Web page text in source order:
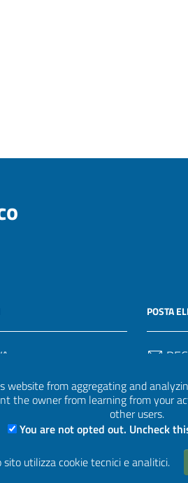
website from aggregating and
the owner from learning from your
other users.
You are not opted out. Uncheck
sito utilizza cookie tecnici e analitici.
POSTA
PEC
Email